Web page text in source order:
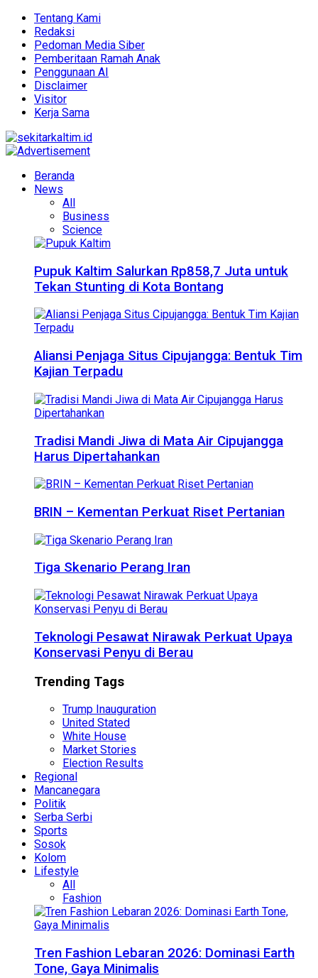
Tentang Kami
Redaksi
Pedoman Media Siber
Pemberitaan Ramah Anak
Penggunaan AI
Disclaimer
Visitor
Kerja Sama
Beranda
News
All
Business
Science
Pupuk Kaltim Salurkan Rp858,7 Juta untuk
Tekan Stunting di Kota Bontang
Aliansi Penjaga Situs Cipujangga: Bentuk Tim
Kajian Terpadu
Tradisi Mandi Jiwa di Mata Air Cipujangga
Harus Dipertahankan
BRIN – Kementan Perkuat Riset Pertanian
Tiga Skenario Perang Iran
Teknologi Pesawat Nirawak Perkuat Upaya
Konservasi Penyu di Berau
Trending Tags
Trump Inauguration
United Stated
White House
Market Stories
Election Results
Regional
Mancanegara
Politik
Serba Serbi
Sports
Sosok
Kolom
Lifestyle
All
Fashion
Tren Fashion Lebaran 2026: Dominasi Earth
Tone, Gaya Minimalis